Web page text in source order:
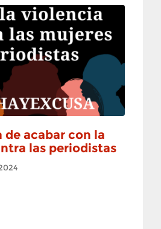
de acabar con la
las periodistas